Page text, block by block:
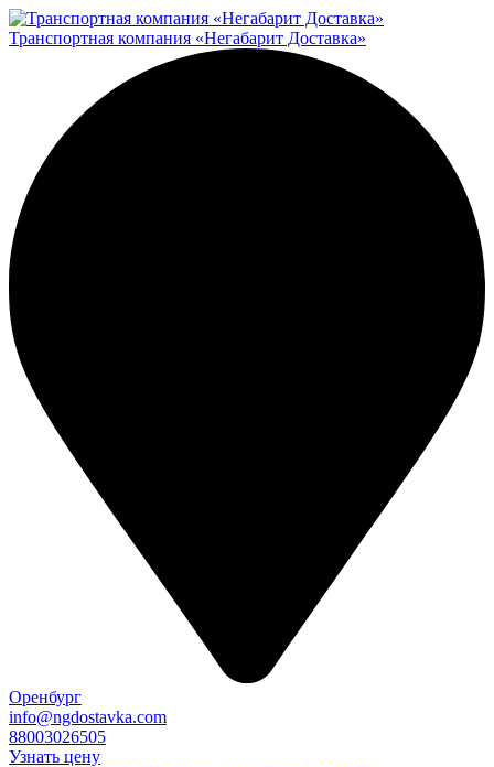
Транспортная компания «Негабарит Доставка»
Оренбург
info@ngdostavka.com
88003026505
Узнать цену